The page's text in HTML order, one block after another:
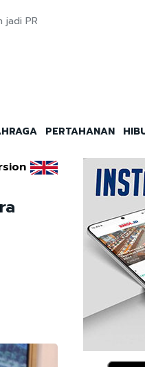
jadi PR
PERTAHANAN